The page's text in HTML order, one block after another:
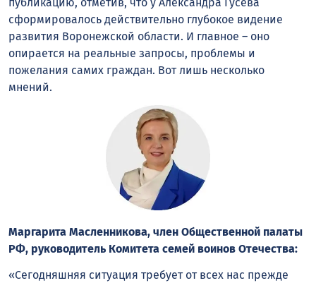
публикацию, отметив, что у Александра Гусева
сформировалось действительно глубокое видение
развития Воронежской области. И главное – оно
опирается на реальные запросы, проблемы и
пожелания самих граждан. Вот лишь несколько
мнений.
Маргарита Масленникова, член Общественной палаты
РФ, руководитель Комитета семей воинов Отечества:
«Сегодняшняя ситуация требует от всех нас прежде